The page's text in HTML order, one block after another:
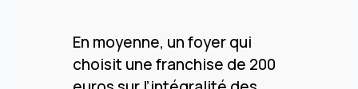
En moyenne, un foyer qui
choisit une franchise de 200